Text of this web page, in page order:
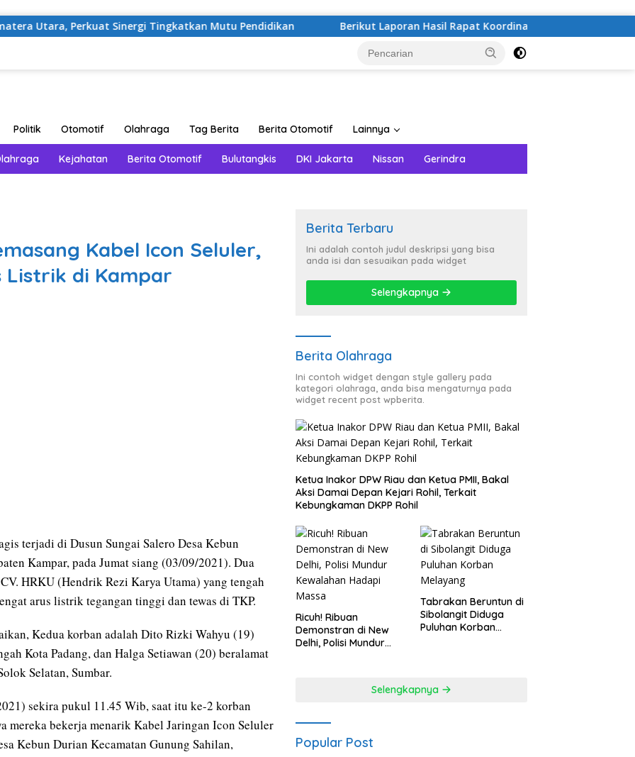
Perkuat Sinergi Tingkatkan Mutu Pendidikan Berikut Laporan Hasil Rapat Koordinasi Indikator Pemulihan
Politik Otomotif Olahraga Tag Berita Berita Otomotif Lainnya
Kejahatan Berita Otomotif Bulutangkis DKI Jakarta Nissan Gerindra
Kabel Icon Seluler,
Listrik di Kampar
terjadi di Dusun Sungai Salero Desa Kebun
Kampar, pada Jumat siang (03/09/2021). Dua
HRKU (Hendrik Rezi Karya Utama) yang tengah
arus listrik tegangan tinggi dan tewas di TKP.
Kedua korban adalah Dito Rizki Wahyu (19)
Kota Padang, dan Halga Setiawan (20) beralamat
Selatan, Sumbar.
sekira pukul 11.45 Wib, saat itu ke-2 korban
mereka bekerja menarik Kabel Jaringan Icon Seluler
Kebun Durian Kecamatan Gunung Sahilan,
Berita Terbaru
Ini adalah contoh judul deskripsi yang bisa
anda isi dan sesuaikan pada widget
Selengkapnya
Berita Olahraga
Ini contoh widget dengan style gallery pada
kategori olahraga, anda bisa mengaturnya pada
widget recent post wpberita.
Ketua Inakor DPW Riau dan Ketua PMII, Bakal
Aksi Damai Depan Kejari Rohil, Terkait
Kebungkaman DKPP Rohil
Ricuh! Ribuan
Demonstran di New
Delhi, Polisi Mundur
Tabrakan Beruntun di
Sibolangit Diduga
Puluhan Korban
Selengkapnya
Popular Post